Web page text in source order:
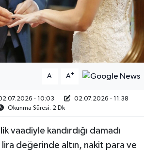
A- A+
- 10:03
02.07.2026 - 11:38
Okunma Süresi: 2 Dk
vaadiyle kandırdığı damadı
lira değerinde altın, nakit para ve